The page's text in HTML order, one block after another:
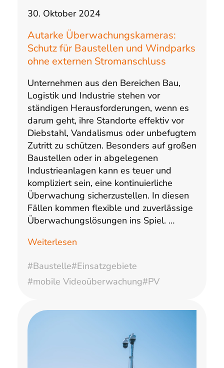
30. Oktober 2024
Autarke Überwachungskameras:
Schutz für Baustellen und Windparks
ohne externen Stromanschluss
Unternehmen aus den Bereichen Bau,
Logistik und Industrie stehen vor
ständigen Herausforderungen, wenn es
darum geht, ihre Standorte effektiv vor
Diebstahl, Vandalismus oder unbefugtem
Zutritt zu schützen. Besonders auf großen
Baustellen oder in abgelegenen
Industrieanlagen kann es teuer und
kompliziert sein, eine kontinuierliche
Überwachung sicherzustellen. In diesen
Fällen kommen flexible und zuverlässige
Überwachungslösungen ins Spiel. …
Weiterlesen
#Baustelle#Einsatzgebiete
#mobile Videoüberwachung#PV